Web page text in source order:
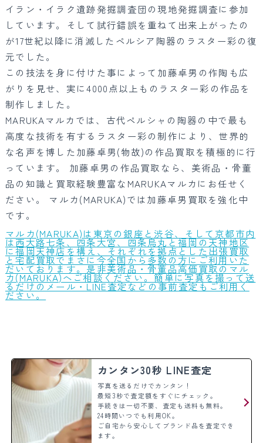
イラン・イラク遺跡発掘調査団の現地発掘調査に参加
しています。そして試行錯誤を重ねて出来上がったの
が17世紀以降に消滅したペルシア陶器のラスター彩の復
元でした。
この技法を身に付けた事によって加藤卓男の作陶も広
がりを見せ、実に4000点以上ものラスター彩の作品を
制作しました。
MARUKAマルカでは、古代ペルシャの陶器の中で最も
高度な技術を有するラスター彩の制作により、世界的
な名声を博した加藤卓男(物故)の作品買取を積極的に行
っています。 加藤卓男の作品買取なら、美術品・骨董
品の知識と買取経験豊富なMARUKAマルカにお任せく
ださい。 マルカ(MARUKA)では加藤卓男買取を強化中
です。
マルカ(MARUKA)は東京の銀座と渋谷、そして京都市内
は西大路七条、四条大宮、四条烏丸と福岡の天神地区
に福岡天神店を構え、それぞれを拠点とした出張買取
と宅配買取でまさに今全国から多数の方にご利用いた
だいております。是非美術品・骨董品高価買取のマル
カ(MARUKA)へご相談ください。簡単に写真を撮って送
るだけのメール・LINE査定などの事前査定もご利用く
ださい。
カンタン30秒 LINE査定
写真を送るだけでカンタン！
最短3秒で査定額をすぐにチェック。
手続きは一切不要、査定も送料も無料。
24時間いつでも利用OK。
ご自宅から安心してブランド品を査定でき
ます。